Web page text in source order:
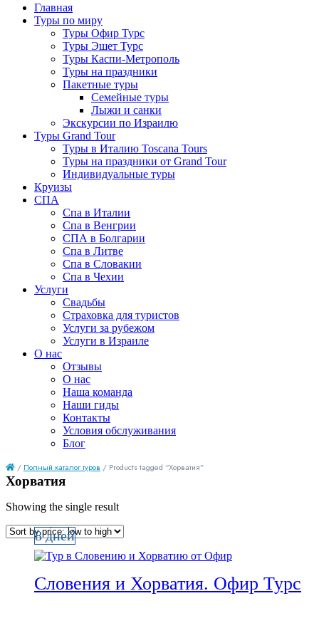
Главная
Туры по миру
Туры Офир Турс
Туры Эшет Турс
Туры Каспи-Метрополь
Туры на праздники
Пакетные туры
Семейные туры
Лыжи и санки
Экскурсии по Израилю
Туры Grand Tour
Туры в Италию Toscana Tours
Туры на праздники от Grand Tour
Индивидуальные туры
Круизы
СПА
Спа в Италии
Спа в Венгрии
СПА в Болгарии
Спа в Литве
Спа в Словакии
Спа в Чехии
Услуги
Свадьбы
Страховка для туристов
Услуги за рубежом
Услуги в Израиле
О нас
Отзывы
О нас
Наша команда
Наши гиды
Контакты
Условия обслуживания
Блог
/ Полный каталог туров / Products tagged “Хорватия”
Хорватия
Showing the single result
8 дней
Словения и Хорватия. Офир Турс